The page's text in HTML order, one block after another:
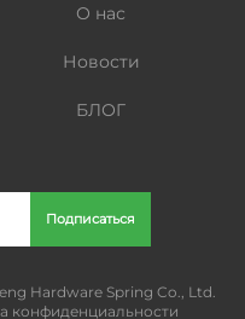
О нас
Новости
БЛОГ
Подписаться
Hardware Spring Co., Ltd.
конфиденциальности